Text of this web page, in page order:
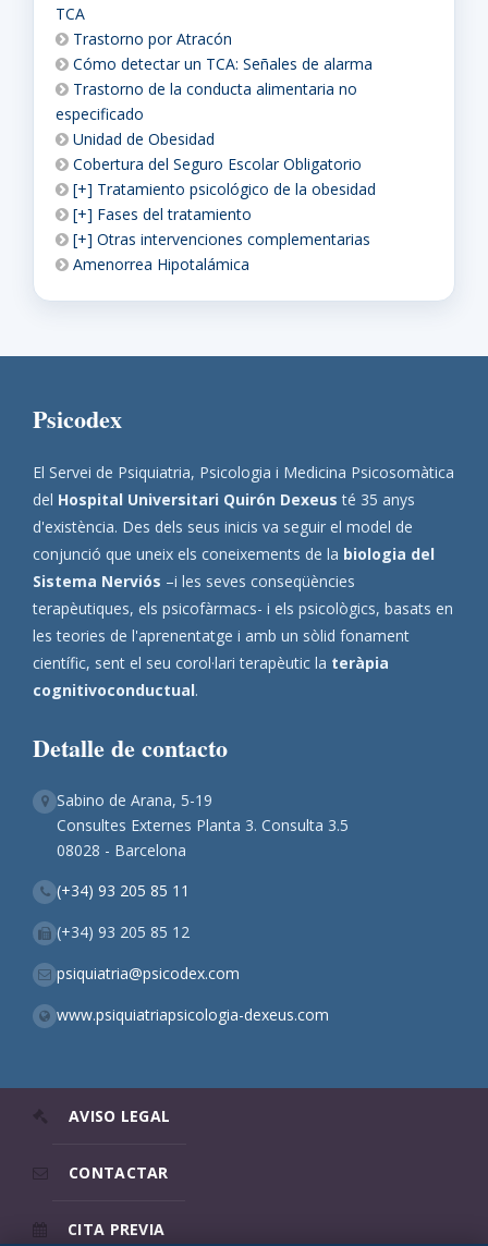
TCA
Trastorno por Atracón
Cómo detectar un TCA: Señales de alarma
Trastorno de la conducta alimentaria no
especificado
Unidad de Obesidad
Cobertura del Seguro Escolar Obligatorio
[+] Tratamiento psicológico de la obesidad
[+] Fases del tratamiento
[+] Otras intervenciones complementarias
Amenorrea Hipotalámica
Psicodex
El Servei de Psiquiatria, Psicologia i Medicina Psicosomàtica
del Hospital Universitari Quirón Dexeus té 35 anys
d'existència. Des dels seus inicis va seguir el model de
conjunció que uneix els coneixements de la biologia del
Sistema Nerviós –i les seves conseqüències
terapèutiques, els psicofàrmacs- i els psicològics, basats en
les teories de l'aprenentatge i amb un sòlid fonament
científic, sent el seu corol·lari terapèutic la teràpia
cognitivoconductual.
Detalle de contacto
Sabino de Arana, 5-19
Consultes Externes Planta 3. Consulta 3.5
08028 - Barcelona
(+34) 93 205 85 11
(+34) 93 205 85 12
psiquiatria@psicodex.com
www.psiquiatriapsicologia-dexeus.com
AVISO LEGAL
CONTACTAR
CITA PREVIA